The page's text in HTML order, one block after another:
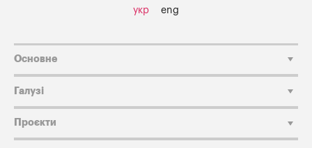
укр eng
Основне
Галузі
Проєкти